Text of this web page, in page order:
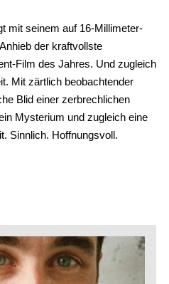
mit seinem auf 16-Millimeter-
der kraftvollste
Film des Jahres. Und zugleich
Mit zärtlich beobachtender
Blid einer zerbrechlichen
Mysterium und zugleich eine
Sinnlich. Hoffnungsvoll.